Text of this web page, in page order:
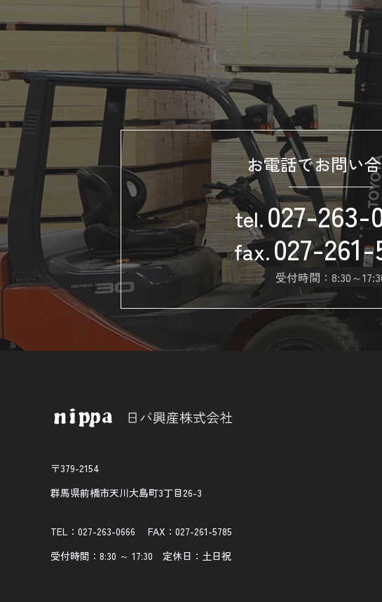
お電話でお問い
tel.027-263-
fax.027-261-
受付時間：8:30～
〒379-2154
群馬県前橋市天川大島町3丁目26-3
TEL：027-263-0666
FAX：027-261-5785
受付時間：8:30 ～ 17:30 定休日：土日祝